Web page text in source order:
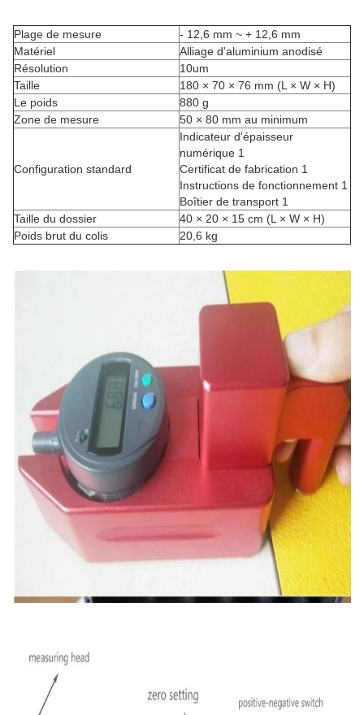
Plage de mesure
- 12,6 mm ~ + 12,6 mm
Matériel
Alliage d'aluminium anodisé
Résolution
10um
Taille
180 × 70 × 76 mm (L × W × H)
Le poids
880 g
Zone de mesure
50 × 80 mm au minimum
Configuration standard
Indicateur d'épaisseur
numérique 1
Certificat de fabrication 1
Instructions de fonctionnement 1
Boîtier de transport 1
Taille du dossier
40 × 20 × 15 cm (L × W × H)
Poids brut du colis
20,6 kg